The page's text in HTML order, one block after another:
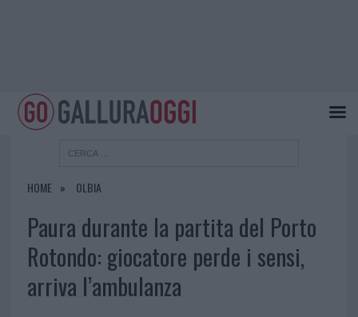
HOME OLBIA
Paura durante la partita del Porto
Rotondo: giocatore perde i sensi,
arriva l’ambulanza